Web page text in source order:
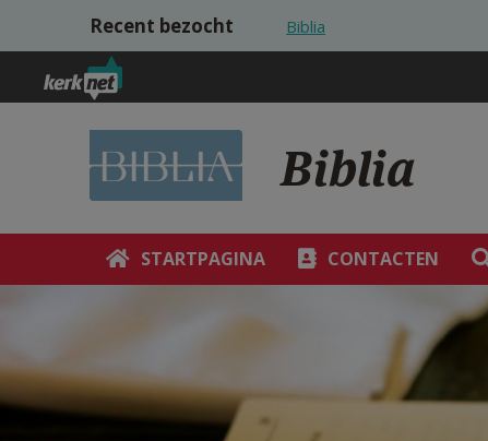
Overslaan en naar de inhoud gaan
Recent bezocht Biblia
Biblia
STARTPAGINA CONTACTEN